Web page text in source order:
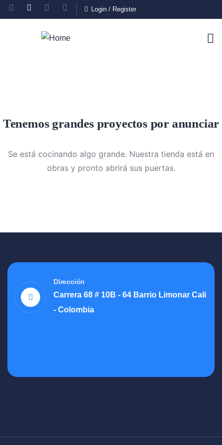
Login / Register
Tenemos grandes proyectos por anunciar
Se está cocinando algo grande. Nuestra tienda está en
obras y pronto abrirá sus puertas.
Dirección
Carrera 68 # 10B - 64 Barrio Limonar Cali
- Colombia